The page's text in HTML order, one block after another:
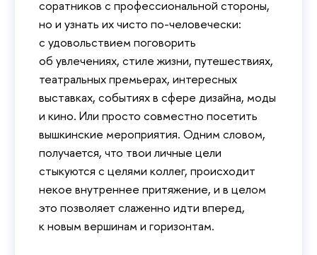
соратников с профессиональной стороны,
но и узнать их чисто по-человечески:
с удовольствием поговорить
об увлечениях, стиле жизни, путешествиях,
театральных премьерах, интересных
выставках, событиях в сфере дизайна, моды
и кино. Или просто совместно посетить
вышкинские мероприятия. Одним словом,
получается, что твои личные цели
стыкуются с целями коллег, происходит
некое внутреннее притяжение, и в целом
это позволяет слаженно идти вперед,
к новым вершинам и горизонтам.